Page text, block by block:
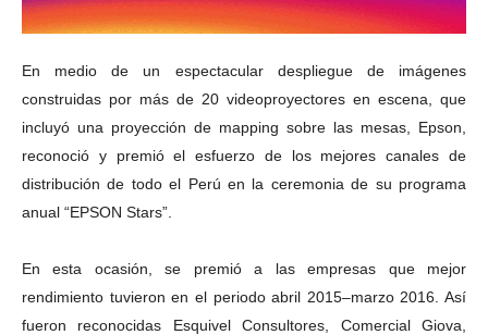
En medio de un espectacular despliegue de imágenes
construidas por más de 20 videoproyectores en escena, que
incluyó una proyección de mapping sobre las mesas, Epson,
reconoció y premió el esfuerzo de los mejores canales de
distribución de todo el Perú en la ceremonia de su programa
anual “EPSON Stars”.
En esta ocasión, se premió a las empresas que mejor
rendimiento tuvieron en el periodo abril 2015–marzo 2016. Así
fueron reconocidas Esquivel Consultores, Comercial Giova,